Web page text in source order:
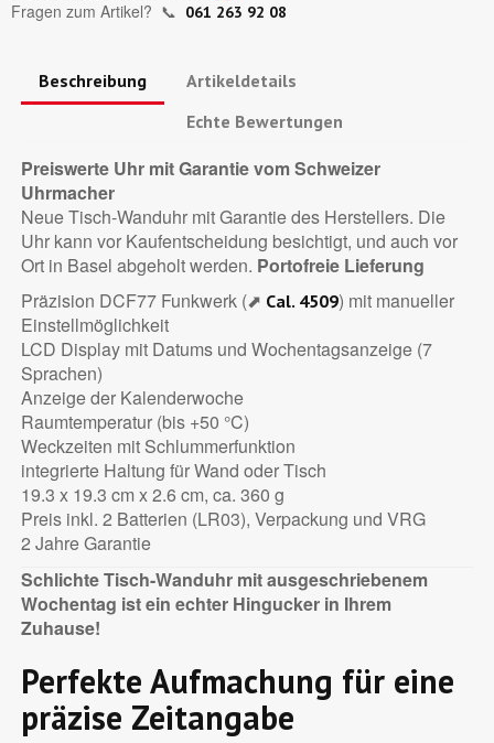
Fragen zum Artikel? 📞 061 263 92 08
Beschreibung
Artikeldetails
Echte Bewertungen
Preiswerte Uhr mit Garantie vom Schweizer
Uhrmacher
Neue Tisch-Wanduhr mit Garantie des Herstellers. Die
Uhr kann vor Kaufentscheidung besichtigt, und auch vor
Ort in Basel abgeholt werden. Portofreie Lieferung
Präzision DCF77 Funkwerk (⬈ Cal. 4509) mit manueller
Einstellmöglichkeit
LCD Display mit Datums und Wochentagsanzeige (7
Sprachen)
Anzeige der Kalenderwoche
Raumtemperatur (bis +50 °C)
Weckzeiten mit Schlummerfunktion
integrierte Haltung für Wand oder Tisch
19.3 x 19.3 cm x 2.6 cm, ca. 360 g
Preis inkl. 2 Batterien (LR03), Verpackung und VRG
2 Jahre Garantie
Schlichte Tisch-Wanduhr mit ausgeschriebenem
Wochentag ist ein echter Hingucker in Ihrem
Zuhause!
Perfekte Aufmachung für eine
präzise Zeitangabe